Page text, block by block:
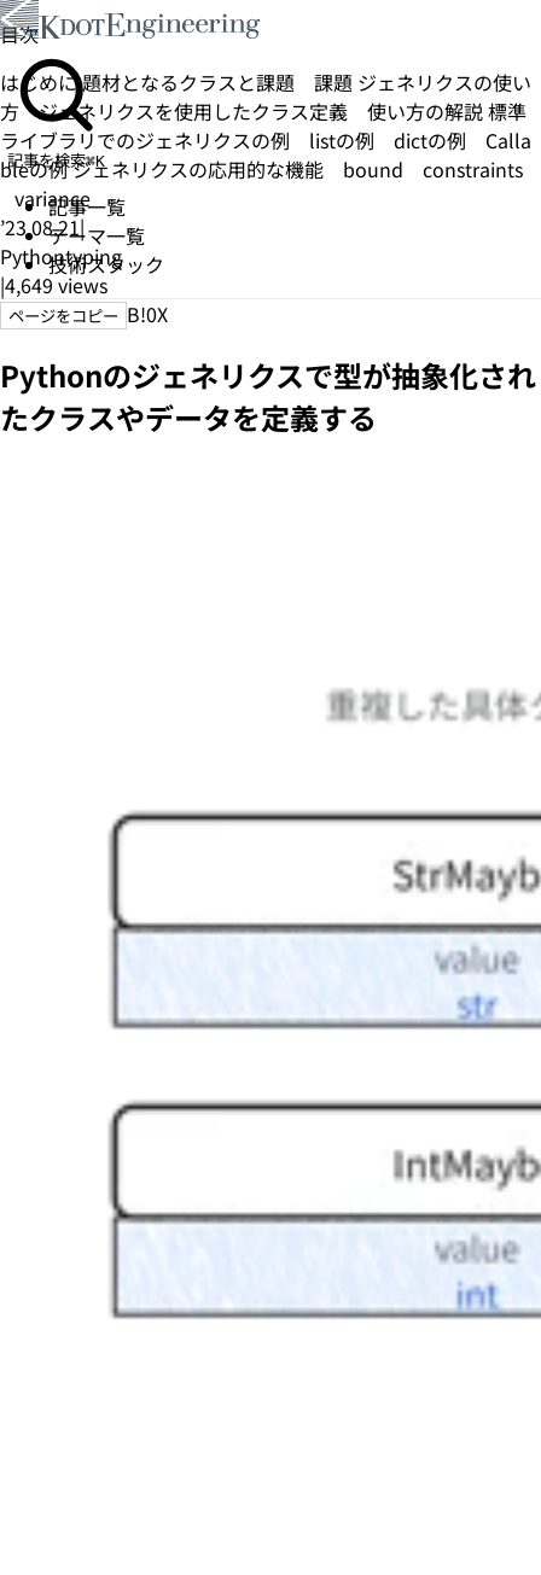
記事を検索⌘K
記事一覧
テーマ一覧
技術スタック
目次
はじめに題材となるクラスと課題 課題 ジェネリクスの使い
方 ジェネリクスを使用したクラス定義 使い方の解説標準
ライブラリでのジェネリクスの例
listの例 dictの例
Calla
bleの例ジェネリクスの応用的な機能 bound
constraints
variance
’23.08.21|
Pythontyping
|4,649 views
ページをコピー B!0X
Pythonのジェネリクスで型が抽象化され
たクラスやデータを定義する